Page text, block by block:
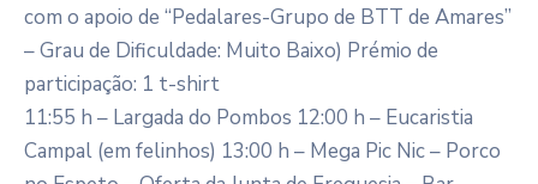
com o apoio de “Pedalares-Grupo de BTT de Amares”
– Grau de Dificuldade: Muito Baixo) Prémio de
participação: 1 t-shirt
11:55 h – Largada do Pombos 12:00 h – Eucaristia
Campal (em felinhos) 13:00 h – Mega Pic Nic – Porco